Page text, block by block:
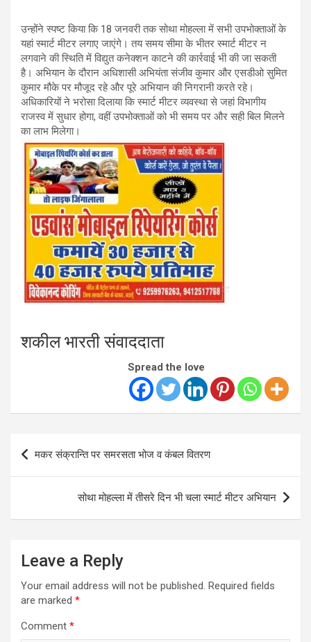
उन्होंने स्पष्ट किया कि 18 जनवरी तक सोथा मोहल्ला में सभी उपभोक्ताओं के
यहां स्मार्ट मीटर लगाए जाएंगे। तय समय सीमा के भीतर स्मार्ट मीटर न
लगवाने की स्थिति में विद्युत कनेक्शन काटने की कार्रवाई भी की जा सकती
है। अभियान के दौरान अधिशासी अभियंता संजीव कुमार और एसडीओ सुमित
कुमार मौके पर मौजूद रहे और पूरे अभियान की निगरानी करते रहे।
अधिकारियों ने भरोसा दिलाया कि स्मार्ट मीटर व्यवस्था से जहां विभागीय
राजस्व में सुधार होगा, वहीं उपभोक्ताओं को भी समय पर और सही बिल मिलने
का लाभ मिलेगा।
शकील भारती संवाददाता
Spread the love
Post
navigation
मकर संक्रान्ति पर समरसता भोज व कंबल वितरण
सोथा मोहल्ला में तीसरे दिन भी चला स्मार्ट मीटर अभियान
Leave a Reply
Your email address will not be published. Required fields
are marked *
Comment *